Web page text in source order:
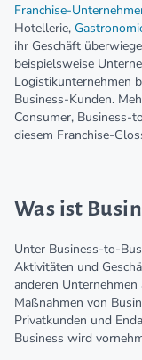
Franchise-
Hotellerie,
ihr Geschäft
beispielsweise
Logistikunternehmen
Business-Kunden.
Consumer, Business-
diesem Franchise-
Was ist
Unter Business-to-
Aktivitäten und
anderen
Maßnahmen von
Privatkunden und
Business wird